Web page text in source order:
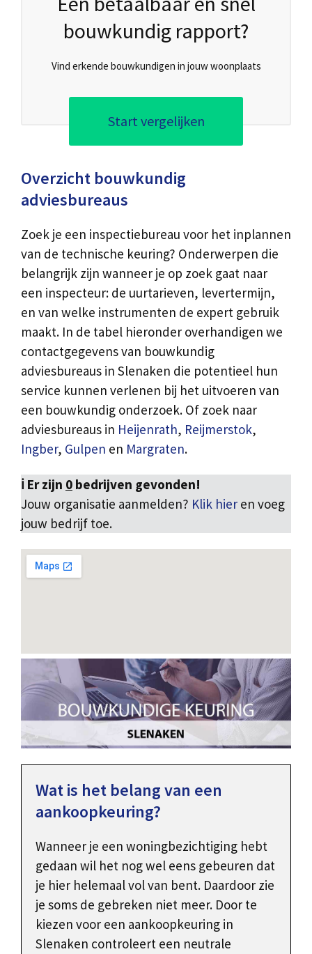
bouwkundig rapport?
Vind erkende bouwkundigen in jouw woonplaats
Start vergelijken
Overzicht bouwkundig
adviesbureaus
Zoek je een inspectiebureau voor het inplannen
van de technische keuring? Onderwerpen die
belangrijk zijn wanneer je op zoek gaat naar
een inspecteur: de uurtarieven, levertermijn,
en van welke instrumenten de expert gebruik
maakt. In de tabel hieronder overhandigen we
contactgegevens van bouwkundig
adviesbureaus in Slenaken die potentieel hun
service kunnen verlenen bij het uitvoeren van
een bouwkundig onderzoek. Of zoek naar
adviesbureaus in Heijenrath, Reijmerstok,
Ingber, Gulpen en Margraten.
ℹ️ Er zijn 0 bedrijven gevonden!
Jouw organisatie aanmelden? Klik hier en voeg
jouw bedrijf toe.
Wat is het belang van een
aankoopkeuring?
Wanneer je een woningbezichtiging hebt
gedaan wil het nog wel eens gebeuren dat
je hier helemaal vol van bent. Daardoor zie
je soms de gebreken niet meer. Door te
kiezen voor een aankoopkeuring in
Slenaken controleert een neutrale